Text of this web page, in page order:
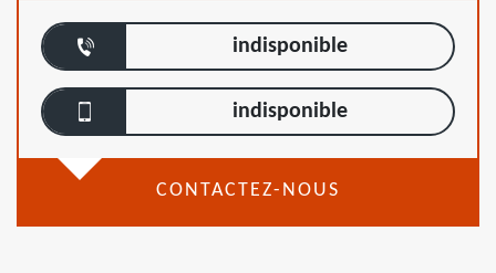
indisponible
indisponible
CONTACTEZ-NOUS